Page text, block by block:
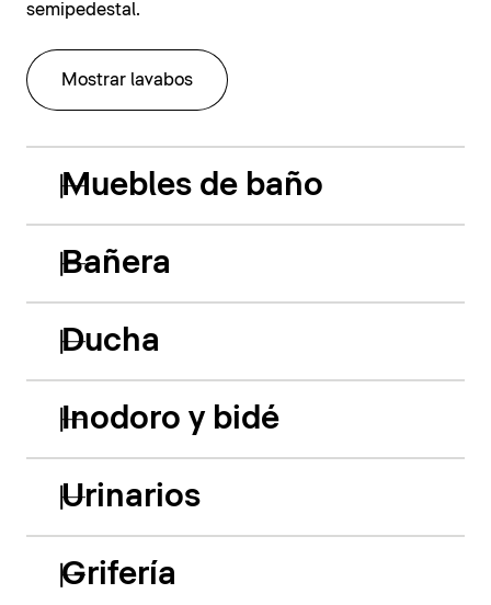
semipedestal.
Mostrar lavabos
Muebles de baño
Bañera
Ducha
Inodoro y bidé
Urinarios
Grifería